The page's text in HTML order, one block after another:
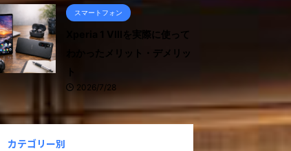
スマートフォン
Xperia 1 VIIIを実際に使って
わかったメリット・デメリッ
2026/7/28
カテゴリー別